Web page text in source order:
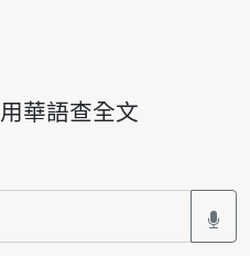
用華語查全文